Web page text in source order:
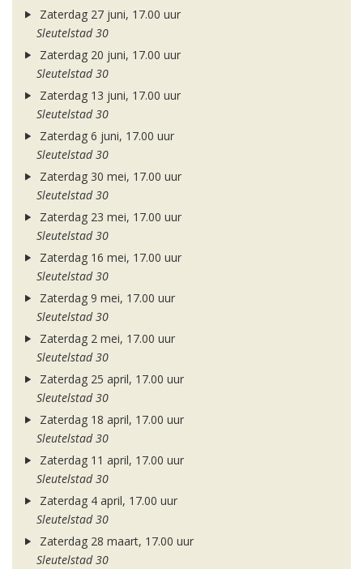
Zaterdag 27 juni, 17.00 uur
Sleutelstad 30
Zaterdag 20 juni, 17.00 uur
Sleutelstad 30
Zaterdag 13 juni, 17.00 uur
Sleutelstad 30
Zaterdag 6 juni, 17.00 uur
Sleutelstad 30
Zaterdag 30 mei, 17.00 uur
Sleutelstad 30
Zaterdag 23 mei, 17.00 uur
Sleutelstad 30
Zaterdag 16 mei, 17.00 uur
Sleutelstad 30
Zaterdag 9 mei, 17.00 uur
Sleutelstad 30
Zaterdag 2 mei, 17.00 uur
Sleutelstad 30
Zaterdag 25 april, 17.00 uur
Sleutelstad 30
Zaterdag 18 april, 17.00 uur
Sleutelstad 30
Zaterdag 11 april, 17.00 uur
Sleutelstad 30
Zaterdag 4 april, 17.00 uur
Sleutelstad 30
Zaterdag 28 maart, 17.00 uur
Sleutelstad 30